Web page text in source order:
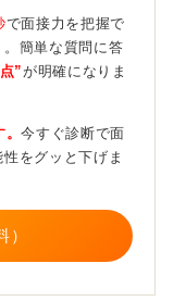
られます。
受け止めること
で面接力を把握で
。簡単な質問に答
”が明確になりま
。今すぐ診断で面
をグッと下げま